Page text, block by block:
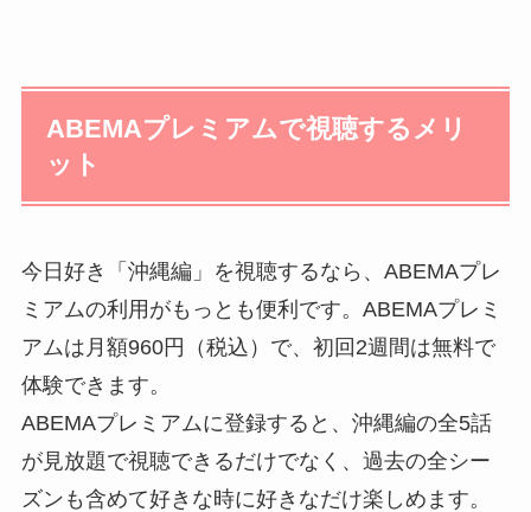
ABEMAプレミアムで視聴するメリ
ット
今日好き「沖縄編」を視聴するなら、ABEMAプレ
ミアムの利用がもっとも便利です。ABEMAプレミ
アムは月額960円（税込）で、初回2週間は無料で
体験できます。
ABEMAプレミアムに登録すると、沖縄編の全5話
が見放題で視聴できるだけでなく、過去の全シー
ズンも含めて好きな時に好きなだけ楽しめます。